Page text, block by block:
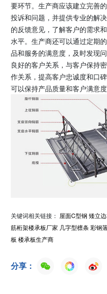
要环节。生产商应该建立完善
投诉和问题，并提供专业的解
的反馈意见，了解客户的需求
水平。生产商还可以通过定期
品和服务的满意度，及时发现
良好的客户关系，与客户保持
作关系，提高客户忠诚度和口
可以保持产品质量和客户满意
关键词相关链接： 屋面C型钢 矮立
筋桁架楼承板厂家 几字型檩条 彩钢
板 楼承板生产商
分享：